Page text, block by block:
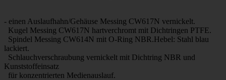
- einen Auslaufhahn/Gehäuse Messing CW617N vernickelt.
Kugel Messing CW617N hartverchromt mit Dichtringen PTFE.
Spindel Messing CW614N mit O-Ring NBR.Hebel: Stahl blau
lackiert.
Schlauchverschraubung vernickelt mit Dichtring NBR und
Kunststoffeinsatz
für konzentrierten Medienauslauf.